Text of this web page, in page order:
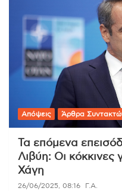
Απόψεις Άρθρα
Τα επόμενα
Λιβύη: Οι
Χάγη
26/06/2025, 08:16 Γ.Α.